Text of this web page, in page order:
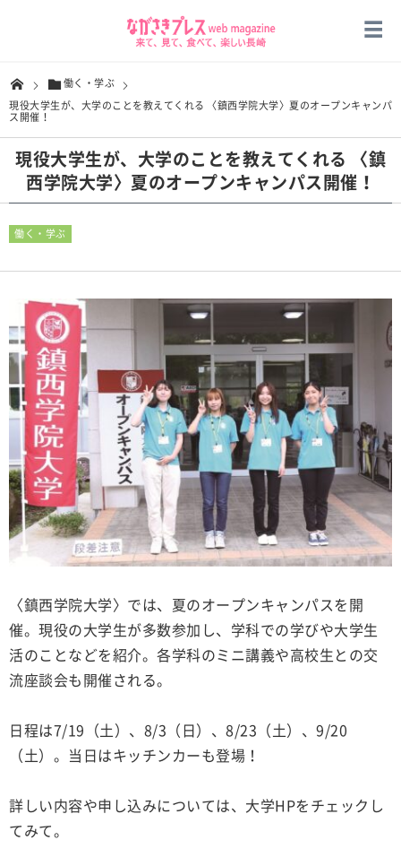
働く・学ぶ
現役大学生が、大学のことを教えてくれる 〈鎮西学院大学〉夏のオープンキャンパ
ス開催！
現役大学生が、大学のことを教えてくれる 〈鎮
西学院大学〉夏のオープンキャンパス開催！
働く・学ぶ
〈鎮西学院大学〉では、夏のオープンキャンパスを開
催。現役の大学生が多数参加し、学科での学びや大学生
活のことなどを紹介。各学科のミニ講義や高校生との交
流座談会も開催される。
日程は7/19（土）、8/3（日）、8/23（土）、9/20
（土）。当日はキッチンカーも登場！
詳しい内容や申し込みについては、大学HPをチェックし
てみて。